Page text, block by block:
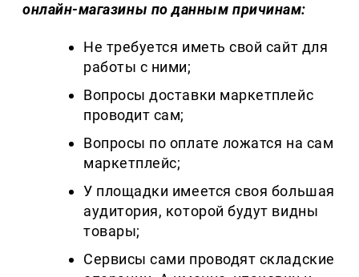
онлайн-магазины по данным причинам:
Не требуется иметь свой сайт для
работы с ними;
Вопросы доставки маркетплейс
проводит сам;
Вопросы по оплате ложатся на сам
маркетплейс;
У площадки имеется своя большая
аудитория, которой будут видны
товары;
Сервисы сами проводят складские